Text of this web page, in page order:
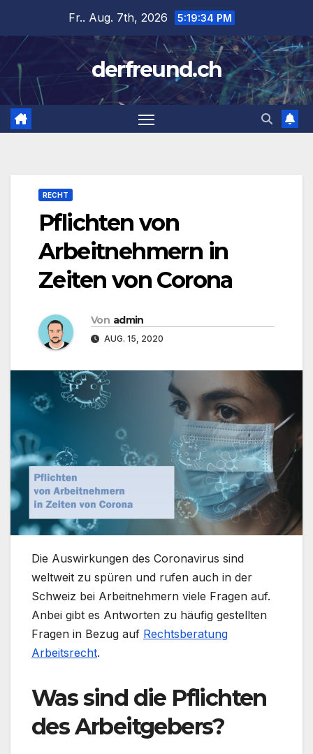
springen
Fr.. Aug. 7th, 2026 5:19:35 PM
derfreund.ch
RECHT
Pflichten von
Arbeitnehmern in
Zeiten von Corona
Von admin
AUG. 15, 2020
Die Auswirkungen des Coronavirus sind
weltweit zu spüren und rufen auch in der
Schweiz bei Arbeitnehmern viele Fragen auf.
Anbei gibt es Antworten zu häufig gestellten
Fragen in Bezug auf Rechtsberatung
Arbeitsrecht.
Was sind die Pflichten
des Arbeitgebers?